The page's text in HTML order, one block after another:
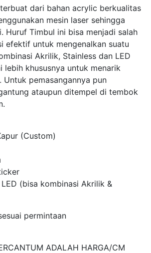
dari bahan acrylic berkualitas
mesin laser sehingga
Huruf Timbul ini bisa menjadi salah
efektif untuk mengenalkan suatu
Akrilik, Stainless dan LED
lebih khususnya untuk menarik
Untuk pemasangannya pun
ataupun ditempel di tembok
(Custom)
(bisa kombinasi Akrilik &
permintaan
ADALAH HARGA/CM